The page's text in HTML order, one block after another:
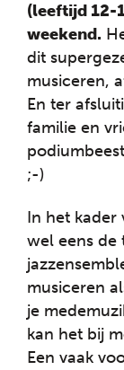
(leeftijd 12-
weekend.
dit
musiceren,
En ter
familie en
;-)
In het kader
wel eens de
musiceren
je
kan het bij
Een vaak